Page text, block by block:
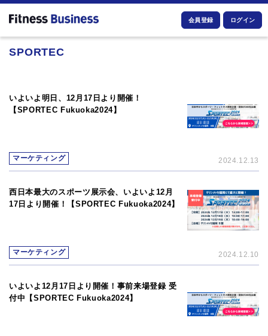
会員登録 ログイン
SPORTEC
いよいよ明日、12月17日より開催！
【SPORTEC Fukuoka2024】
マーケティング 2024.12.13
西日本最大のスポーツ展示会、いよいよ12月
17日より開催！【SPORTEC Fukuoka2024】
マーケティング 2024.12.10
いよいよ12月17日より開催！事前来場登録 受
付中【SPORTEC Fukuoka2024】